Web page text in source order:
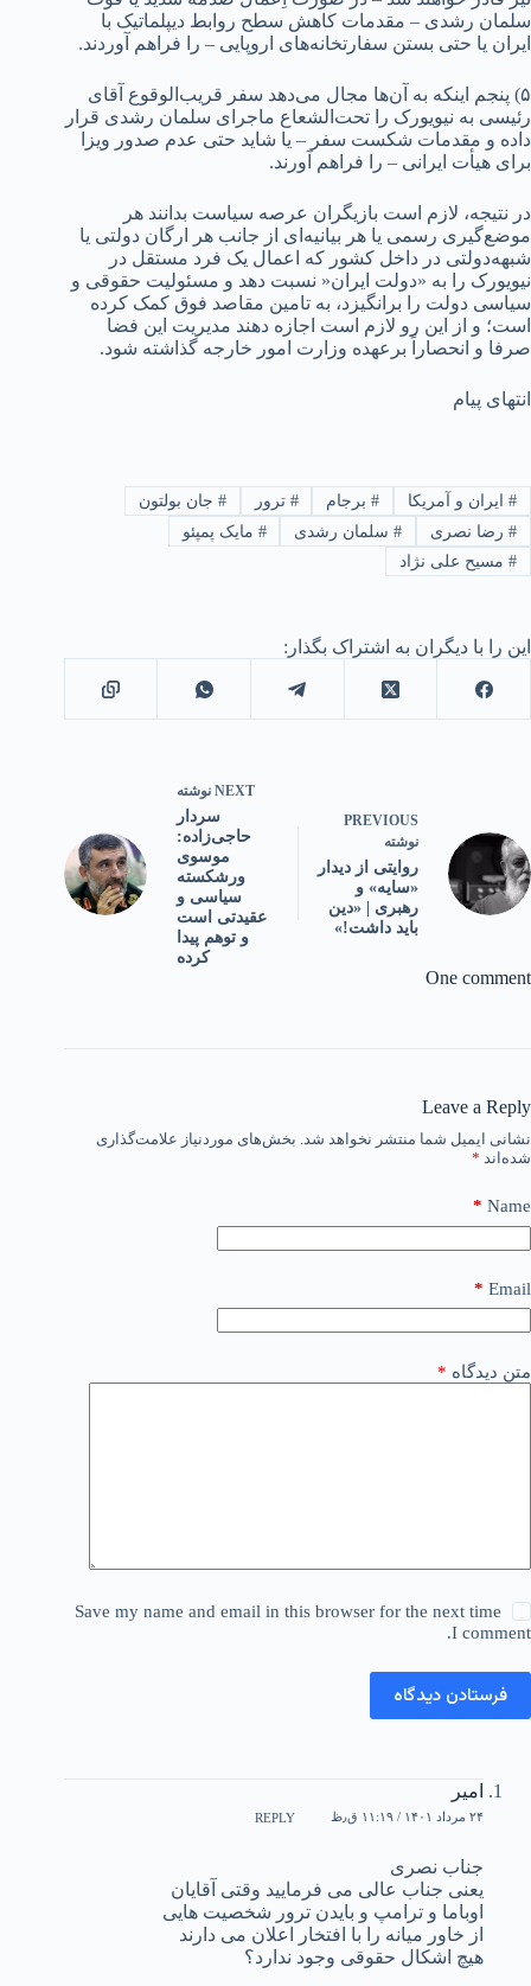
سلمان رشدی – مقدمات کاهش سطح روابط دیپلماتیک با
ایران یا حتی بستن سفارتخانه‌های اروپایی – را فراهم آوردند.
۵) پنجم اینکه به آن‌ها مجال می‌دهد سفر قریب‌الوقوع آقای
رئیسی به نیویورک را تحت‌الشعاع ماجرای سلمان رشدی قرار
داده و مقدمات شکست سفر – یا شاید حتی عدم صدور ویزا
برای هیأت ایرانی – را فراهم آورند.
در نتیجه، لازم است بازیگران عرصه سیاست بدانند هر
موضع‌گیری رسمی یا هر بیانیه‌ای از جانب هر ارگان دولتی یا
شبهه‌دولتی در داخل کشور که اعمال یک فرد مستقل در
نیویورک را به «دولت ایران« نسبت دهد و مسئولیت حقوقی و
سیاسی دولت را برانگیزد، به تامین مقاصد فوق کمک کرده
است؛ و از این رو لازم است اجازه دهند مدیریت این فضا
صرفا و انحصاراً برعهده وزارت امور خارجه گذاشته شود.
انتهای پیام
#ایران و آمریکا #برجام # ترور # جان بولتون
#رضا نصری #سلمان رشدی # مایک پمپئو
#مسیح علی نژاد
این را با دیگران به اشتراک بگذار:
PREVIOUS
نوشته
روایتی از دیدار
«سایه» و
رهبری | «دین
باید داشت!»
NEXT نوشته
سردار
حاجی‌زاده:
موسوی
ورشکسته
سیاسی و
عقیدتی است
و توهم پیدا
کرده
One comment
Leave a Reply
نشانی ایمیل شما منتشر نخواهد شد. بخش‌های موردنیاز علامت‌گذاری
شده‌اند *
Name
*
Email
*
متن دیدگاه *
Save my name and email in this browser for the next time
I comment.
فرستادن دیدگاه
امیر
۲۴ مرداد ۱۴۰۱ / ۱۱:۱۹ ق٫ظ REPLY
جناب نصری
یعنی جناب عالی می فرمایید وقتی آقایان
اوباما و ترامپ و بایدن ترور شخصیت هایی
از خاور میانه را با افتخار اعلان می دارند
هیچ اشکال حقوقی وجود ندارد؟